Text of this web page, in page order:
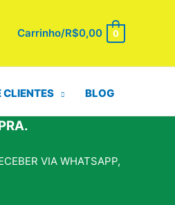
Carrinho/R$0,00 0
CLIENTES BLOG
VIA WHATSAPP,